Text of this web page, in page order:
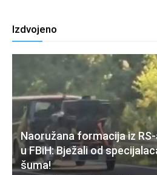
Izdvojeno
Naoružana formacija iz
u FBiH: Bježali od
šuma!